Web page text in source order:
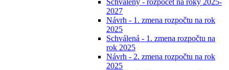
Schválený - rozpočet na roky 2025-
2027
Návrh - 1. zmena rozpočtu na rok
2025
Schválená - 1. zmena rozpočtu na
rok 2025
Návrh - 2. zmena rozpočtu na rok
2025